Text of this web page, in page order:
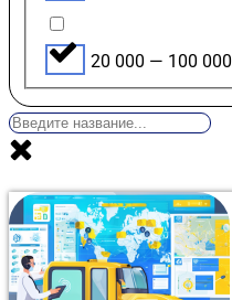
20 000 — 100 000